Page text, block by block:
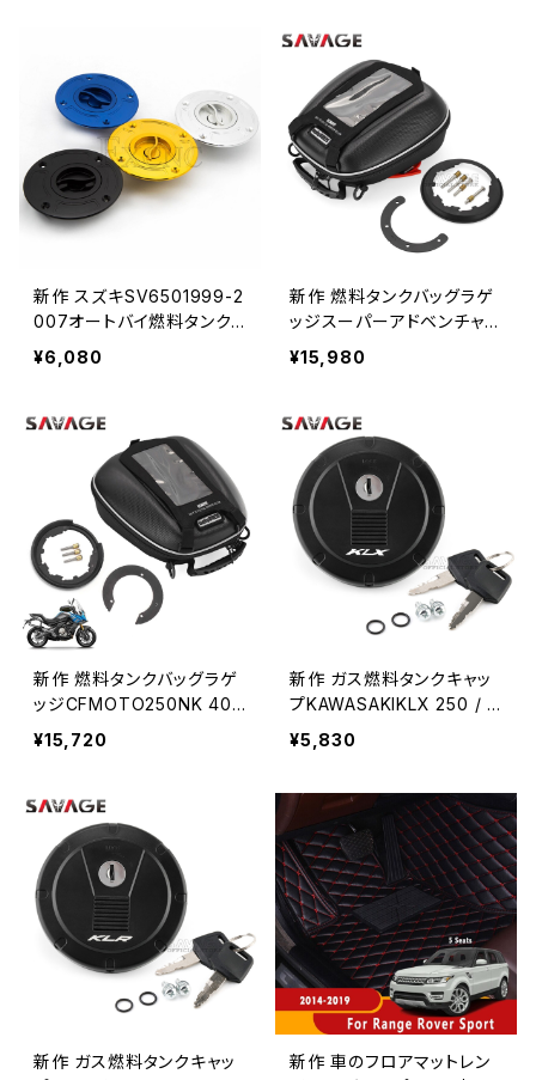
ャップ
新作 スズキSV6501999-2
007オートバイ燃料タンク
キャップガスキャップカバー
キーレススズキRGV125オ
ガスキャップ
¥6,080
新作 燃料タンクバッグラゲ
ッジスーパーアドベンチャー
1290スーパーデュークR /
GTADVモーターサイクルナ
グタンクロック
¥15,980
新作 燃料タンクバッグラゲ
ッジCFMOTO250NK 400
NK 650NK 150NK 400G
T 650GT 250SR 650MT
イクルナビゲーションレーシ
ングバッグ
¥15,720
新作 ガス燃料タンクキャッ
プKAWASAKIKLX 250 / S
/ SF / R / SR KLX300SM
KLX150L D-Tracker 125/
ーサイクルアルミカバー
¥5,830
新作 ガス燃料タンクキャッ
新作 車のフロアマットレン